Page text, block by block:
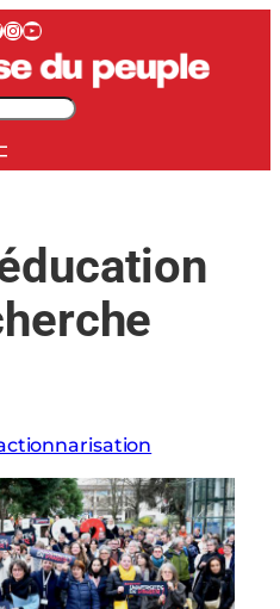
InstagramYouTube